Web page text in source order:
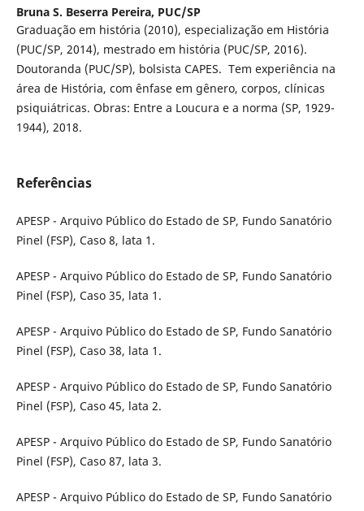
Bruna S. Beserra Pereira, PUC/SP
Graduação em história (2010), especialização em História
(PUC/SP, 2014), mestrado em história (PUC/SP, 2016).
Doutoranda (PUC/SP), bolsista CAPES. Tem experiência na
área de História, com ênfase em gênero, corpos, clínicas
psiquiátricas. Obras: Entre a Loucura e a norma (SP, 1929-
1944), 2018.
Referências
APESP - Arquivo Público do Estado de SP, Fundo Sanatório
Pinel (FSP), Caso 8, lata 1.
APESP - Arquivo Público do Estado de SP, Fundo Sanatório
Pinel (FSP), Caso 35, lata 1.
APESP - Arquivo Público do Estado de SP, Fundo Sanatório
Pinel (FSP), Caso 38, lata 1.
APESP - Arquivo Público do Estado de SP, Fundo Sanatório
Pinel (FSP), Caso 45, lata 2.
APESP - Arquivo Público do Estado de SP, Fundo Sanatório
Pinel (FSP), Caso 87, lata 3.
APESP - Arquivo Público do Estado de SP, Fundo Sanatório